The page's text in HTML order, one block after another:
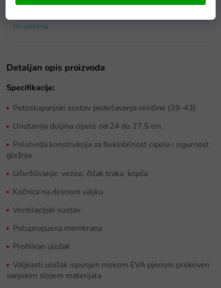
Na zalihama
Detaljan opis proizvoda
Specifikacije:
Petostupanjski sustav podešavanja veličine (39-43)
Unutarnja duljina cipele od 24 do 27,5 cm
Polutvrda konstrukcija za fleksibilnost cipela i sigurnost
gležnja
Učvršćivanje: vezice, čičak traka, kopča
Kočnica na desnom valjku
Ventilacijski sustav
Polupropusna membrana
Profiliran uložak
Valjkasti uložak ispunjen mekom EVA pjenom prekriven
vanjskim slojem materijala